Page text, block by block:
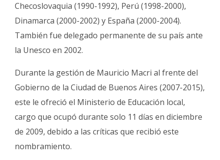
Checoslovaquia (1990-1992), Perú (1998-2000),
Dinamarca (2000-2002) y España (2000-2004).
También fue delegado permanente de su país ante
la Unesco en 2002.
Durante la gestión de Mauricio Macri al frente del
Gobierno de la Ciudad de Buenos Aires (2007-2015),
este le ofreció el Ministerio de Educación local,
cargo que ocupó durante solo 11 días en diciembre
de 2009, debido a las críticas que recibió este
nombramiento.